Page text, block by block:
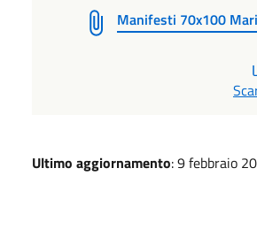
Manifesti 70x100
Ultimo aggiornamento: 9 febbraio